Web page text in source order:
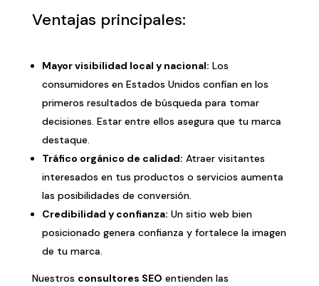
Ventajas principales:
Mayor visibilidad local y nacional: Los
consumidores en Estados Unidos confían en los
primeros resultados de búsqueda para tomar
decisiones. Estar entre ellos asegura que tu marca
destaque.
Tráfico orgánico de calidad: Atraer visitantes
interesados en tus productos o servicios aumenta
las posibilidades de conversión.
Credibilidad y confianza: Un sitio web bien
posicionado genera confianza y fortalece la imagen
de tu marca.
Nuestros consultores SEO entienden las